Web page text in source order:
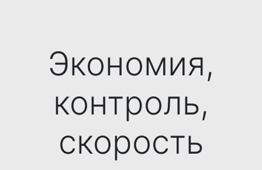
Экономия,
контроль,
скорость